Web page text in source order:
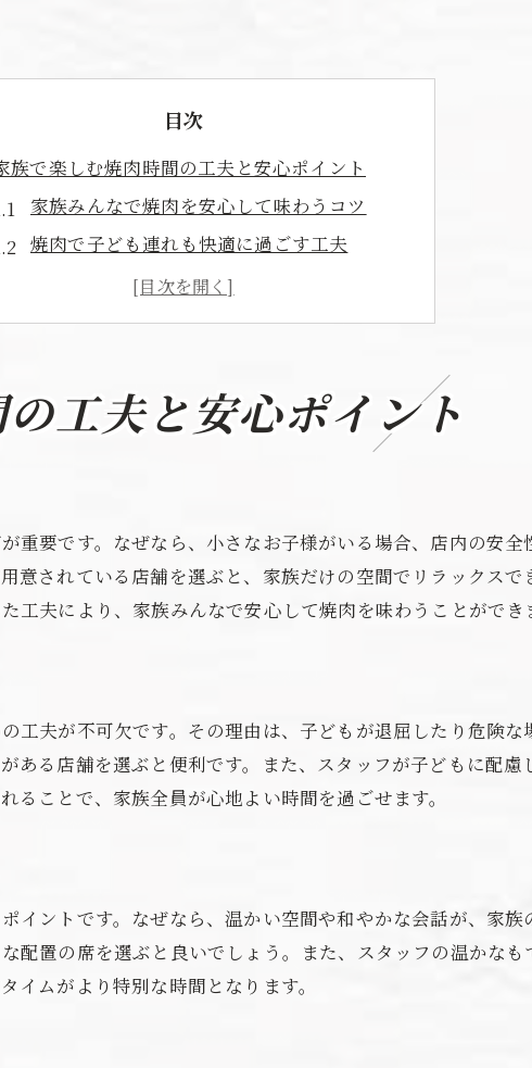
目次
族で楽しむ焼肉時間の工夫と安心ポイント
家族みんなで焼肉を安心して味わうコツ
焼肉で子ども連れも快適に過ごす工夫
家族が集う焼肉タイムの雰囲気づくり
焼肉を楽しむための安全対策とポイント
子ども連れ焼肉のための心得と準備
ども連れに優しい焼肉を満喫するコツ
家族で焼肉を満喫するための配慮方法
安心して焼肉を味わう家族の工夫
子どもが喜ぶ焼肉の楽しみ方を解説
焼肉を快適に楽しむ店選びの基準とは
家族に優しい焼肉空間のポイント紹介
子ども連れで安心の焼肉店を見極める
焼肉タイムを快適にする空間選びの秘訣
子様と一緒に焼肉を楽しむための設備とは
家族で焼肉を安心して楽しむ設備の工夫
工夫と安心ポイント
重要です。なぜなら、小さなお子様がいる場合、店内の安
意されている店舗を選ぶと、家族だけの空間でリラックス
夫により、家族みんなで安心して焼肉を味わうことができ
工夫が不可欠です。その理由は、子どもが退屈したり危険
ある店舗を選ぶと便利です。また、スタッフが子どもに配慮
ことで、家族全員が心地よい時間を過ごせます。
ントです。なぜなら、温かい空間や和やかな会話が、家族
配置の席を選ぶと良いでしょう。また、スタッフの温かな
イムがより特別な時間となります。